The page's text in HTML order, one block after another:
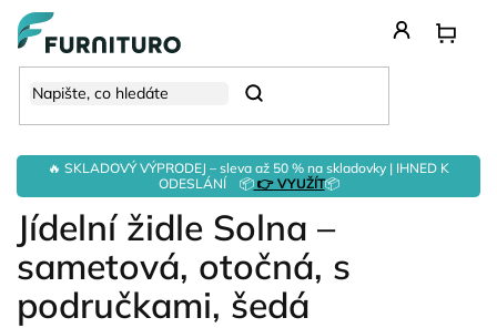
Přejít
obsah
🔥 SKLADOVÝ VÝPRODEJ – sleva až 50 % na skladovky | IHNED K
ODESLÁNÍ 📦👉 VYUŽÍT📦
Hledat
Jídelní židle Solna –
sametová, otočná, s
područkami, šedá